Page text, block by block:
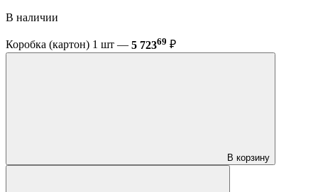
В наличии
Коробка (картон) 1 шт — 5 72369 ₽
В корзину